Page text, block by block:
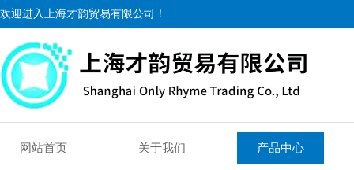
欢迎进入上海才韵贸易有限公司！
网站首页 关于我们 产品中心